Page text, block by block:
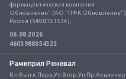
фармацевтическая компания
Обновление" (АО "ПФК Обновление"),
Россия (5408151534);
06.08.2026
4603988054322
Рамиприл Реневал
Вл.Вып.к.Перв.Уп.Втор.Уп.Пр.Акционер